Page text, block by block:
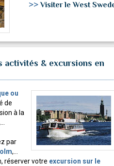
>>Visiter le West
activités & excursions en
ou
de
à la
par
,...
réserver votre excursion sur le